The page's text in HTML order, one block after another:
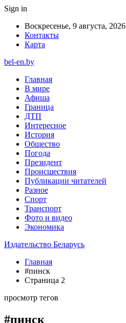
Sign in
Воскресенье, 9 августа, 2026
Контакты
Карта
bel-en.by
Главная
В мире
Афиша
Граница
ДТП
Интересное
История
Общество
Погода
Президент
Происшествия
Публикации читателей
Разное
Спорт
Транспорт
Фото и видео
Экономика
Издательство Беларусь
Главная
#пинск
Страница 2
просмотр тегов
#пинск